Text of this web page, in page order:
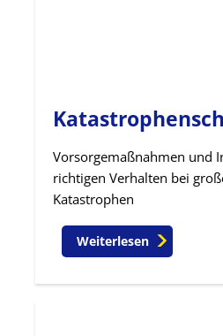
Vorsorgemaßnahmen und
richtigen Verhalten bei
Katastrophen
Weiterlesen